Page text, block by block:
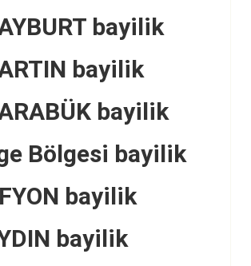
bayilik
bayilik
bayilik
Bölgesi bayilik
bayilik
bayilik